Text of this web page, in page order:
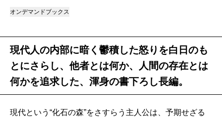
オンデマンドブックス
現代人の内部に暗く鬱積した怒りを白日のも
とにさらし、他者とは何か、人間の存在とは
何かを追求した、渾身の書下ろし長編。
現代という“化石の森”をさすらう主人公は、予期せざる